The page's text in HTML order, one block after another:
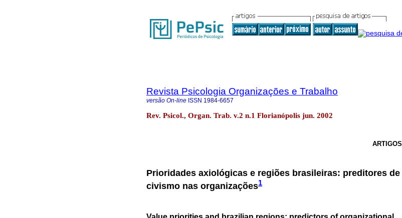
Revista Psicologia Organizações e Trabalho
versão On-line ISSN 1984-6657
Rev. Psicol., Organ. Trab. v.2 n.1 Florianópolis jun. 2002
ARTIGOS
Prioridades axiológicas e regiões brasileiras: preditores de
civismo nas organizações1